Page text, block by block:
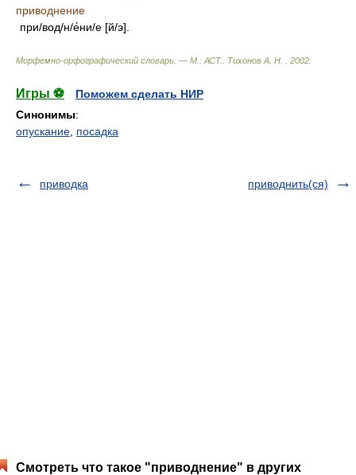
приводнение
при/вод/н/е́ни/е [й/э].
Морфемно-орфографический словарь. — М.: АСТ. Тихонов А. Н. 2002
Игры ⚽
Поможем сделать НИР
Синонимы:
опускание посадка
приводка приводнить(ся)
Смотреть что такое "приводнение" в других